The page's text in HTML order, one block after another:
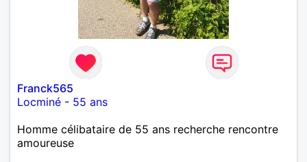
Franck565
Locminé - 55 ans
Homme célibataire de 55 ans recherche rencontre
amoureuse